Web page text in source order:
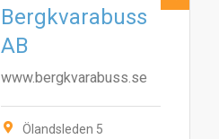
Bergkvarabuss
AB
www.bergkvarabuss.se
Ölandsleden 5